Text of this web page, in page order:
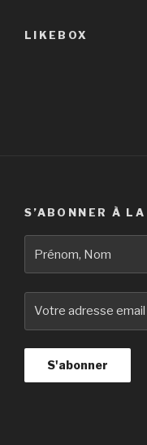
LIKEBOX
S’ABONNER À